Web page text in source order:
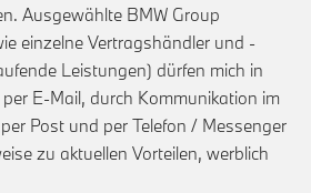
Ausgewählte BMW Group
einzelne Vertragshändler und -
Leistungen) dürfen mich in
E-Mail, durch Kommunikation im
Post und per Telefon / Messenger
zu aktuellen Vorteilen, werblich
Fußnote: Einwilligung zur